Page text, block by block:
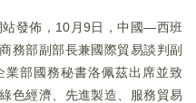
站發佈，10月9日，中國—西班
務部副部長兼國際貿易談判副
部國務秘書洛佩茲出席並致
色經濟、先進製造、服務貿易